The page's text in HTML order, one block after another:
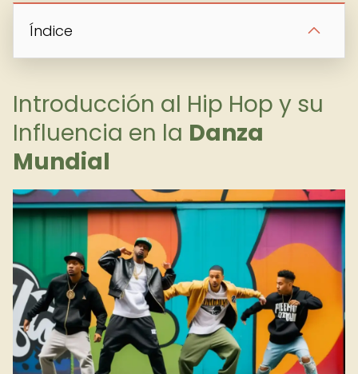
Índice
Introducción al Hip Hop y su
Influencia en la Danza
Mundial